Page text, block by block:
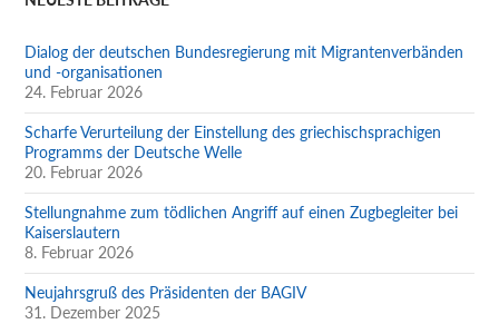
Dialog der deutschen Bundesregierung mit Migrantenverbänden
und -organisationen
24. Februar 2026
Scharfe Verurteilung der Einstellung des griechischsprachigen
Programms der Deutsche Welle
20. Februar 2026
Stellungnahme zum tödlichen Angriff auf einen Zugbegleiter bei
Kaiserslautern
8. Februar 2026
Neujahrsgruß des Präsidenten der BAGIV
31. Dezember 2025